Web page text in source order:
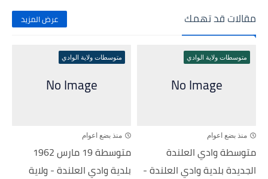
مقالات قد تهمك عرض المزيد
متوسطات ولاية الوادي
منذ بضع اعوام
متوسطة وادي العلندة
الجديدة بلدية وادي العلندة -
متوسطات ولاية الوادي
منذ بضع اعوام
متوسطة 19 مارس 1962
بلدية وادي العلندة - ولاية